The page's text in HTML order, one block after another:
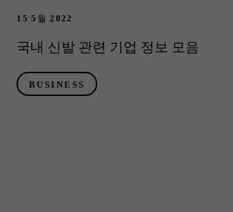
15 5월 2022
국내 신발 관련 기업 정보 모음
BUSINESS